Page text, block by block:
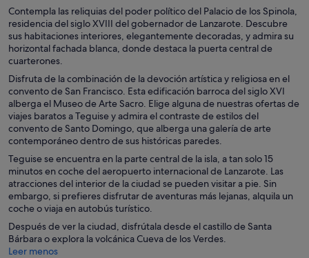
Contempla las reliquias del poder político del Palacio de los Spinola,
residencia del siglo XVIII del gobernador de Lanzarote. Descubre
sus habitaciones interiores, elegantemente decoradas, y admira su
horizontal fachada blanca, donde destaca la puerta central de
cuarterones.
Disfruta de la combinación de la devoción artística y religiosa en el
convento de San Francisco. Esta edificación barroca del siglo XVI
alberga el Museo de Arte Sacro. Elige alguna de nuestras ofertas de
viajes baratos a Teguise y admira el contraste de estilos del
convento de Santo Domingo, que alberga una galería de arte
contemporáneo dentro de sus históricas paredes.
Teguise se encuentra en la parte central de la isla, a tan solo 15
minutos en coche del aeropuerto internacional de Lanzarote. Las
atracciones del interior de la ciudad se pueden visitar a pie. Sin
embargo, si prefieres disfrutar de aventuras más lejanas, alquila un
coche o viaja en autobús turístico.
Después de ver la ciudad, disfrútala desde el castillo de Santa
Bárbara o explora la volcánica Cueva de los Verdes.
Leer menos